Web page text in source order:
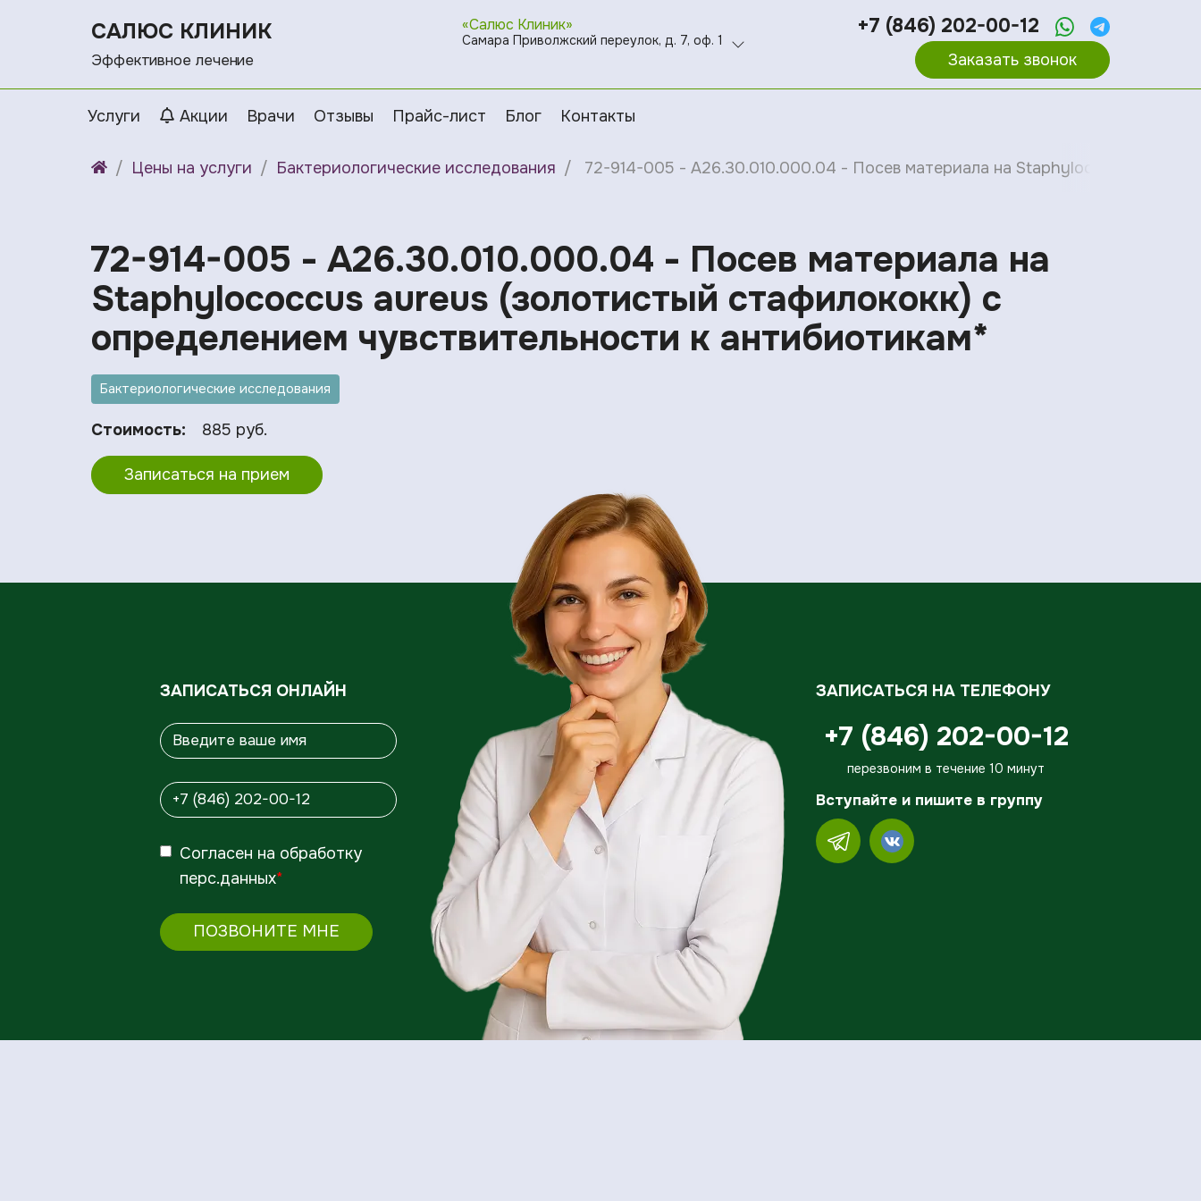
САЛЮС КЛИНИК
Эффективное лечение
«Салюс Клиник»
Самара Приволжский переулок, д. 7, оф. 1
+7 (846) 202-00-12
Заказать звонок
Услуги Акции Врачи Отзывы Прайс-лист Блог Контакты
Цены на услуги Бактериологические исследования 72-914-005 - A26.30.010.000.04 - Посев материала на Staphylocосcus aureus
72-914-005 - A26.30.010.000.04 - Посев материала на
Staphylocосcus aureus (золотистый стафилококк) с
определением чувcтвительности к антибиотикам*
Бактериологические исследования
Стоимость: 885 руб.
Записаться на прием
ЗАПИСАТЬСЯ ОНЛАЙН
Согласен на обработку
перс.данных*
ПОЗВОНИТЕ МНЕ
ЗАПИСАТЬСЯ НА ТЕЛЕФОНУ
+7 (846) 202-00-12
перезвоним в течение 10 минут
Вступайте и пишите в группу